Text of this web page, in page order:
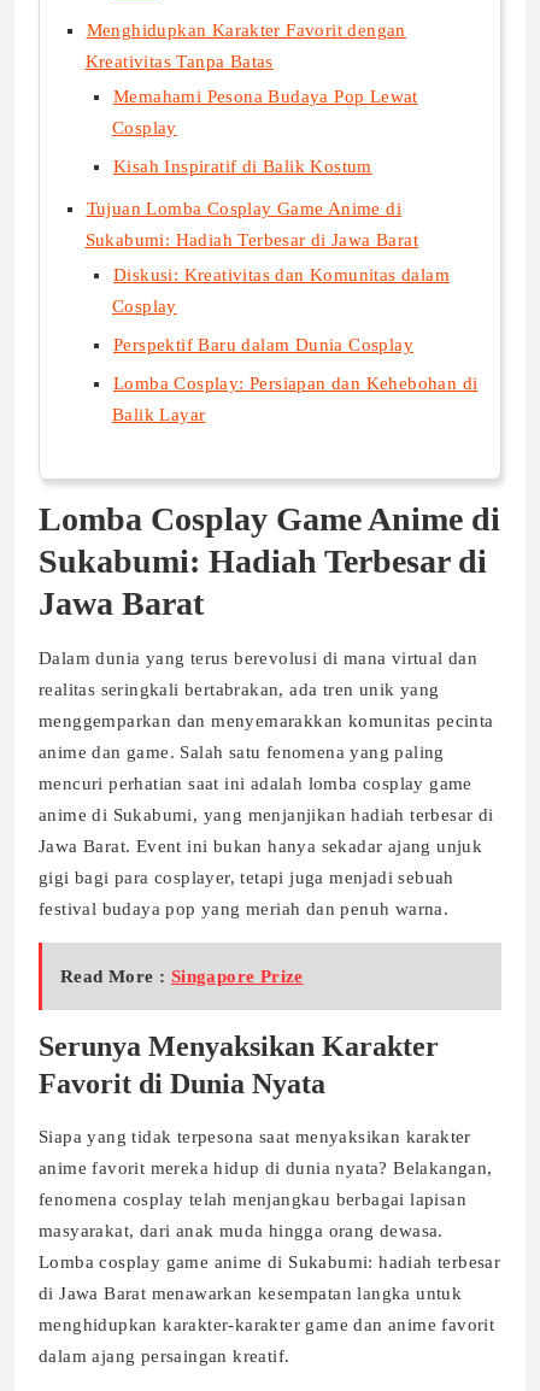
Menghidupkan Karakter Favorit dengan
Kreativitas Tanpa Batas
Memahami Pesona Budaya Pop Lewat
Cosplay
Kisah Inspiratif di Balik Kostum
Tujuan Lomba Cosplay Game Anime di
Sukabumi: Hadiah Terbesar di Jawa Barat
Diskusi: Kreativitas dan Komunitas dalam
Cosplay
Perspektif Baru dalam Dunia Cosplay
Lomba Cosplay: Persiapan dan Kehebohan di
Balik Layar
Lomba Cosplay Game Anime di
Sukabumi: Hadiah Terbesar di
Jawa Barat
Dalam dunia yang terus berevolusi di mana virtual dan
realitas seringkali bertabrakan, ada tren unik yang
menggemparkan dan menyemarakkan komunitas pecinta
anime dan game. Salah satu fenomena yang paling
mencuri perhatian saat ini adalah lomba cosplay game
anime di Sukabumi, yang menjanjikan hadiah terbesar di
Jawa Barat. Event ini bukan hanya sekadar ajang unjuk
gigi bagi para cosplayer, tetapi juga menjadi sebuah
festival budaya pop yang meriah dan penuh warna.
Read More : Singapore Prize
Serunya Menyaksikan Karakter
Favorit di Dunia Nyata
Siapa yang tidak terpesona saat menyaksikan karakter
anime favorit mereka hidup di dunia nyata? Belakangan,
fenomena cosplay telah menjangkau berbagai lapisan
masyarakat, dari anak muda hingga orang dewasa.
Lomba cosplay game anime di Sukabumi: hadiah terbesar
di Jawa Barat menawarkan kesempatan langka untuk
menghidupkan karakter-karakter game dan anime favorit
dalam ajang persaingan kreatif.